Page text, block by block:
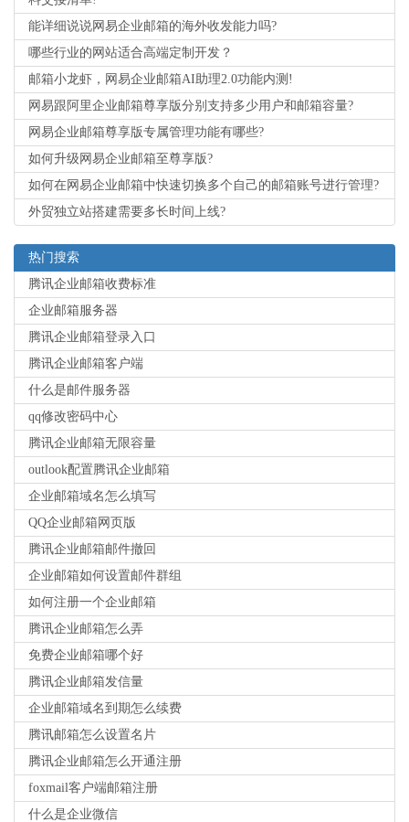
能详细说说网易企业邮箱的海外收发能力吗?
哪些行业的网站适合高端定制开发？
邮箱小龙虾，网易企业邮箱AI助理2.0功能内测!
网易跟阿里企业邮箱尊享版分别支持多少用户和邮箱容量?
网易企业邮箱尊享版专属管理功能有哪些?
如何升级网易企业邮箱至尊享版?
如何在网易企业邮箱中快速切换多个自己的邮箱账号进行管理?
外贸独立站搭建需要多长时间上线?
热门搜索
腾讯企业邮箱收费标准
企业邮箱服务器
腾讯企业邮箱登录入口
腾讯企业邮箱客户端
什么是邮件服务器
qq修改密码中心
腾讯企业邮箱无限容量
outlook配置腾讯企业邮箱
企业邮箱域名怎么填写
QQ企业邮箱网页版
腾讯企业邮箱邮件撤回
企业邮箱如何设置邮件群组
如何注册一个企业邮箱
腾讯企业邮箱怎么弄
免费企业邮箱哪个好
腾讯企业邮箱发信量
企业邮箱域名到期怎么续费
腾讯邮箱怎么设置名片
腾讯企业邮箱怎么开通注册
foxmail客户端邮箱注册
什么是企业微信